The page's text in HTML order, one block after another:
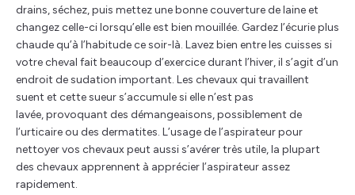
drains, séchez, puis mettez une bonne couverture de laine et
changez celle-ci lorsqu’elle est bien mouillée. Gardez l’écurie plus
chaude qu’à l’habitude ce soir-là. Lavez bien entre les cuisses si
votre cheval fait beaucoup d’exercice durant l’hiver, il s’agit d’un
endroit de sudation important. Les chevaux qui travaillent
suent et cette sueur s’accumule si elle n’est pas
lavée, provoquant des démangeaisons, possiblement de
l’urticaire ou des dermatites. L’usage de l’aspirateur pour
nettoyer vos chevaux peut aussi s’avérer très utile, la plupart
des chevaux apprennent à apprécier l’aspirateur assez
rapidement.